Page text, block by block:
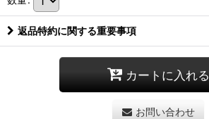
返品特約に関する重要事項
カートに入れる
お問い合わせ